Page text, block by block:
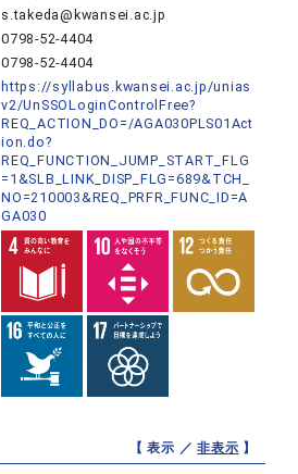
s.takeda@kwansei.ac.jp
0798-52-4404
0798-52-4404
https://syllabus.kwansei.ac.jp/unias
v2/UnSSOLoginControlFree?
REQ_ACTION_DO=/AGA030PLS01Act
ion.do?
REQ_FUNCTION_JUMP_START_FLG
=1&SLB_LINK_DISP_FLG=689&TCH_
NO=210003&REQ_PRFR_FUNC_ID=A
GA030
【 表示 ／非表示 】